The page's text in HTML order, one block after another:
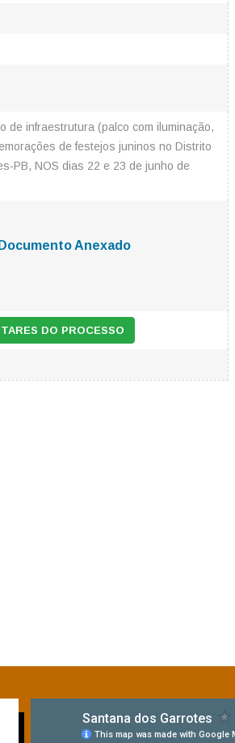
de infraestrutura (palco com iluminação,
de festejos juninos no Distrito
PB, NOS dias 22 e 23 de junho de
Anexado
DO PROCESSO